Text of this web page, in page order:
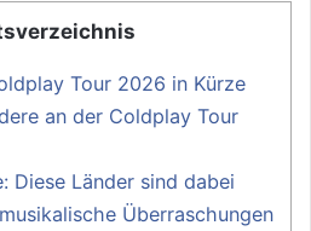
Tour 2026 in Kürze
an der Coldplay Tour
Diese Länder sind dabei
Überraschungen